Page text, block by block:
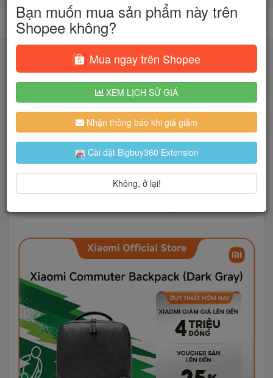
Tìm kiếm
Người dùng đang quan tâm đến 🔥...
Trang chủ Túi Ví Nam
Ba lô
Bạn muốn mua sản phẩm này trên
Shopee không?
Mua ngay trên Shopee
XEM LỊCH SỬ GIÁ
Nhận thông báo khi giá giảm
Cài đặt Bigbuy360 Extension
Không, ở lại!